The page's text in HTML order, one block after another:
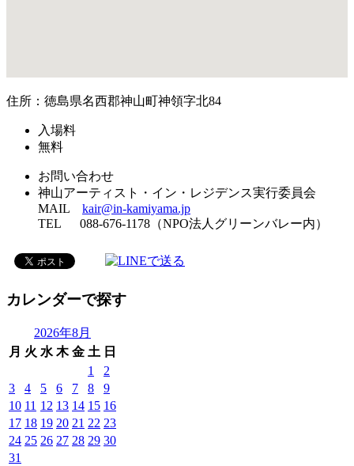
住所：徳島県名西郡神山町神領字北84
入場料
無料
お問い合わせ
神山アーティスト・イン・レジデンス実行委員会
MAIL kair@in-kamiyama.jp
TEL 088-676-1178（NPO法人グリーンバレー内）
カレンダーで探す
2026年8月
月 火 水 木 金 土 日
1
2
3
4 5 6 7 8
9
10 11 12 13 14 15 16
17 18 19 20 21 22 23
24 25 26 27 28 29 30
31